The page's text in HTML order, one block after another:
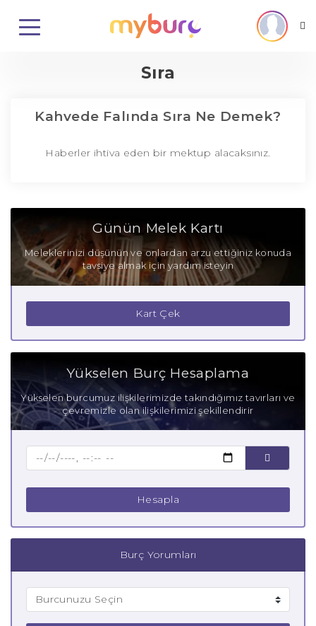
Sıra
Kahvede Falında Sıra Ne Demek?
Haberler ihtiva eden bir mektup alacaksınız.
Günün Melek Kartı
Meleklerinizi düşünün ve onlardan arzu ettiğiniz konuda
tavsiye almak için yardım isteyin
Kart Çek
Yükselen Burç Hesaplama
Yükselen burcumuz ilişkilerimizde takındığımız tavırları ve
çevremizle olan ilişkilerimizi şekillendirir
Hesapla
Burç Yorumları